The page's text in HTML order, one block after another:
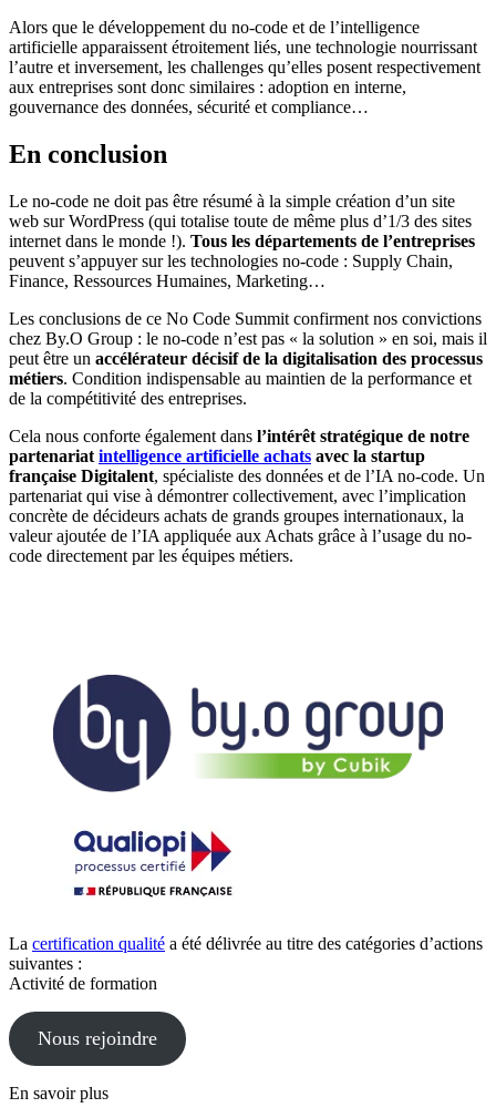
Alors que le développement du no-code et de l’intelligence
artificielle apparaissent étroitement liés, une technologie nourrissant
l’autre et inversement, les challenges qu’elles posent respectivement
aux entreprises sont donc similaires : adoption en interne,
gouvernance des données, sécurité et compliance…
En conclusion
Le no-code ne doit pas être résumé à la simple création d’un site
web sur WordPress (qui totalise toute de même plus d’1/3 des sites
internet dans le monde !). Tous les départements de l’entreprises
peuvent s’appuyer sur les technologies no-code : Supply Chain,
Finance, Ressources Humaines, Marketing…
Les conclusions de ce No Code Summit confirment nos convictions
chez By.O Group : le no-code n’est pas « la solution » en soi, mais il
peut être un accélérateur décisif de la digitalisation des processus
métiers. Condition indispensable au maintien de la performance et
de la compétitivité des entreprises.
Cela nous conforte également dans l’intérêt stratégique de notre
partenariat intelligence artificielle achats avec la startup
française Digitalent, spécialiste des données et de l’IA no-code. Un
partenariat qui vise à démontrer collectivement, avec l’implication
concrète de décideurs achats de grands groupes internationaux, la
valeur ajoutée de l’IA appliquée aux Achats grâce à l’usage du no-
code directement par les équipes métiers.
La certification qualité a été délivrée au titre des catégories d’actions
suivantes :
Activité de formation
Nous rejoindre
En savoir plus